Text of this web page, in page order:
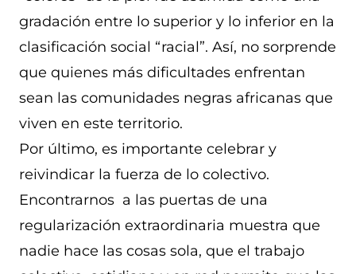
gradación entre lo superior y lo inferior en la
clasificación social “racial”. Así, no sorprende
que quienes más dificultades enfrentan
sean las comunidades negras africanas que
viven en este territorio.
Por último, es importante celebrar y
reivindicar la fuerza de lo colectivo.
Encontrarnos a las puertas de una
regularización extraordinaria muestra que
nadie hace las cosas sola, que el trabajo